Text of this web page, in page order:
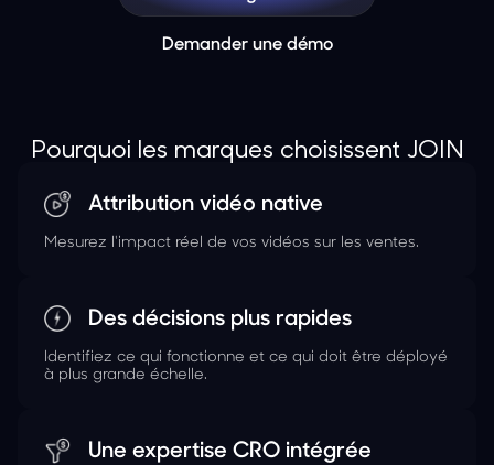
Demander une démo
Pourquoi les marques choisissent JOIN
Attribution vidéo native
Mesurez l'impact réel de vos vidéos sur les ventes.
Des décisions plus rapides
Identifiez ce qui fonctionne et ce qui doit être déployé
à plus grande échelle.
Une expertise CRO intégrée